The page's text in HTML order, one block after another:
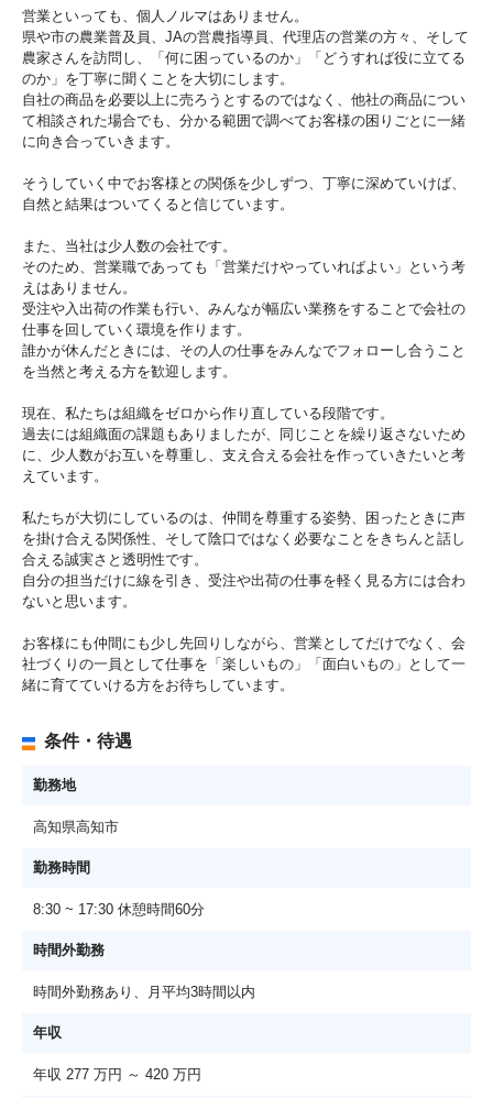
営業といっても、個人ノルマはありません。
県や市の農業普及員、JAの営農指導員、代理店の営業の方々、そして
農家さんを訪問し、「何に困っているのか」「どうすれば役に立てる
のか」を丁寧に聞くことを大切にします。
自社の商品を必要以上に売ろうとするのではなく、他社の商品につい
て相談された場合でも、分かる範囲で調べてお客様の困りごとに一緒
に向き合っていきます。
そうしていく中でお客様との関係を少しずつ、丁寧に深めていけば、
自然と結果はついてくると信じています。
また、当社は少人数の会社です。
そのため、営業職であっても「営業だけやっていればよい」という考
えはありません。
受注や入出荷の作業も行い、みんなが幅広い業務をすることで会社の
仕事を回していく環境を作ります。
誰かが休んだときには、その人の仕事をみんなでフォローし合うこと
を当然と考える方を歓迎します。
現在、私たちは組織をゼロから作り直している段階です。
過去には組織面の課題もありましたが、同じことを繰り返さないため
に、少人数がお互いを尊重し、支え合える会社を作っていきたいと考
えています。
私たちが大切にしているのは、仲間を尊重する姿勢、困ったときに声
を掛け合える関係性、そして陰口ではなく必要なことをきちんと話し
合える誠実さと透明性です。
自分の担当だけに線を引き、受注や出荷の仕事を軽く見る方には合わ
ないと思います。
お客様にも仲間にも少し先回りしながら、営業としてだけでなく、会
社づくりの一員として仕事を「楽しいもの」「面白いもの」として一
緒に育てていける方をお待ちしています。
条件・待遇
勤務地
高知県高知市
勤務時間
8:30 ~ 17:30 休憩時間60分
時間外勤務
時間外勤務あり、月平均3時間以内
年収
年収 277 万円 ～ 420 万円